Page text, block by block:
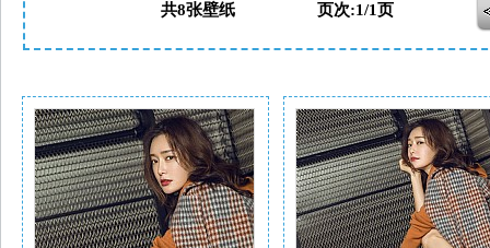
共8张壁纸 页次:1/1页